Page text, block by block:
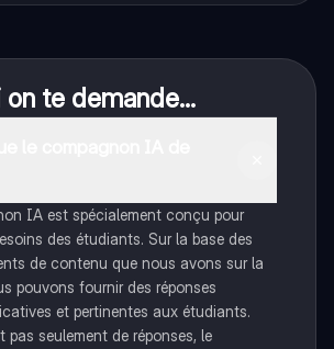
on te demande...
IA est spécialement conçu pour
des étudiants. Sur la base des
de contenu que nous avons sur la
pouvons fournir des réponses
et pertinentes aux étudiants.
pas seulement de réponses, le